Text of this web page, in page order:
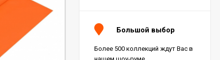
Большой выбор
Более 500 коллекций ждут Вас в
Charme Evo Imperiale
Ret 60x120,